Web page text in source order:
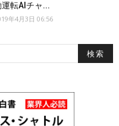
転AIチャ...
年4月3日 06:56